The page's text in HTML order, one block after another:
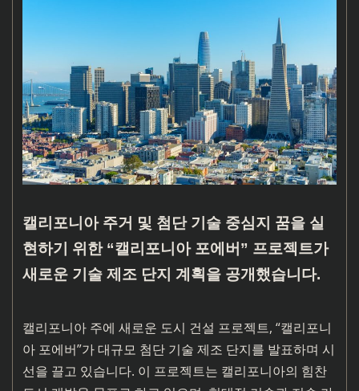
캘리포니아 주거 및 첨단 기술 중심지 꿈을 실
현하기 위한 “캘리포니아 포에버” 프로젝트가
새로운 기술 제조 단지 계획을 공개했습니다.
캘리포니아 주에 새로운 도시 건설 프로젝트, “캘리포니
아 포에버”가 대규모 첨단 기술 제조 단지를 발표하며 시
선을 끌고 있습니다. 이 프로젝트는 캘리포니아의 힘찬